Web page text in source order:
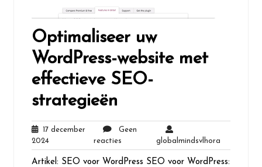
Optimaliseer uw
WordPress-website met
effectieve SEO-
strategieën
17 december
202417
december
2024
Geen
reacties
reacties
globalmindsvlhora
Artikel: SEO voor WordPress SEO voor WordPress: